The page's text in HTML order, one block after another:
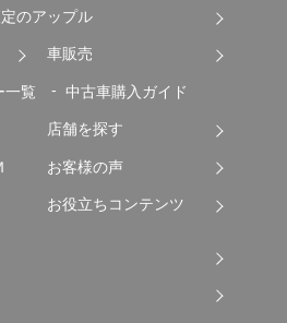
のアップル
一覧
車販売
中古車購入ガイド
店舗を探す
お客様の声
お役立ちコンテンツ